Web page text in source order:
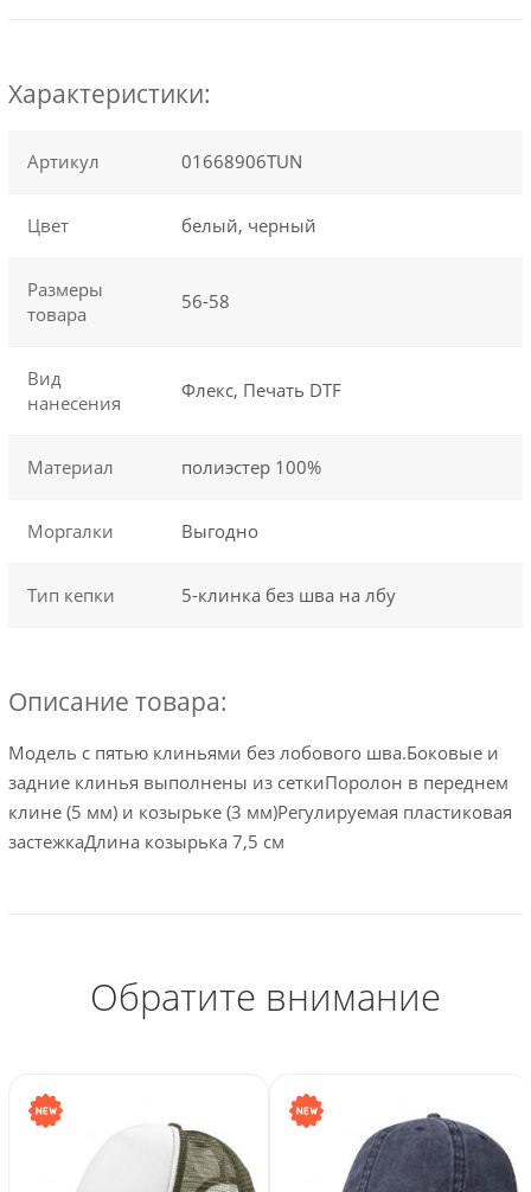
Характеристики:
Артикул 01668906TUN
Цвет белый, черный
Размеры
товара
56-58
Вид
нанесения
Флекс, Печать DTF
Материал полиэстер 100%
Моргалки Выгодно
Тип кепки 5-клинка без шва на лбу
Описание товара:
Модель с пятью клиньями без лобового шва.Боковые и
задние клинья выполнены из сеткиПоролон в переднем
клине (5 мм) и козырьке (3 мм)Регулируемая пластиковая
застежкаДлина козырька 7,5 см
Обратите внимание